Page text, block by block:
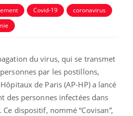
Covid-19
coronavirus
du virus, qui se transmet
par les postillons,
de Paris (AP-HP) a lancé
des personnes infectées dans
Ce dispositif, nommé “Covisan”,